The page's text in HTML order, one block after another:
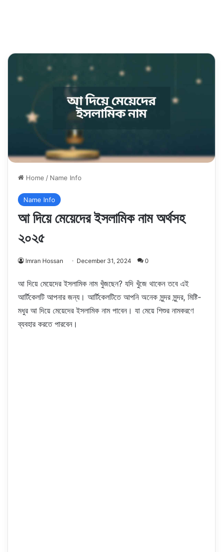
Home / Name Info
Name Info
আ দিয়ে মেয়েদের ইসলামিক নাম অর্থসহ
২০২৫
Imran Hossan December 31, 2024 0
আ দিয়ে মেয়েদের ইসলামিক নাম খুঁজছেন? যদি খুঁজে থাকেন তবে এই
আর্টিকেলটি আপনার জন্য। আর্টিকেলটিতে আপনি অনেক সুন্দর সুন্দর, মিষ্টি-
মধুর আ দিয়ে মেয়েদের ইসলামিক নাম পাবেন। যা মেয়ে শিশুর নামকরণে
ব্যবহার করতে পারবেন।